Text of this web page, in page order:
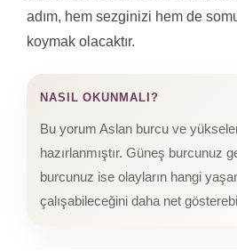
adım, hem sezginizi hem de
koymak olacaktır.
NASIL OKUNMALI?
Bu yorum Aslan burcu ve
hazırlanmıştır. Güneş burcunuz
burcunuz ise olayların hangi
çalışabileceğini daha net